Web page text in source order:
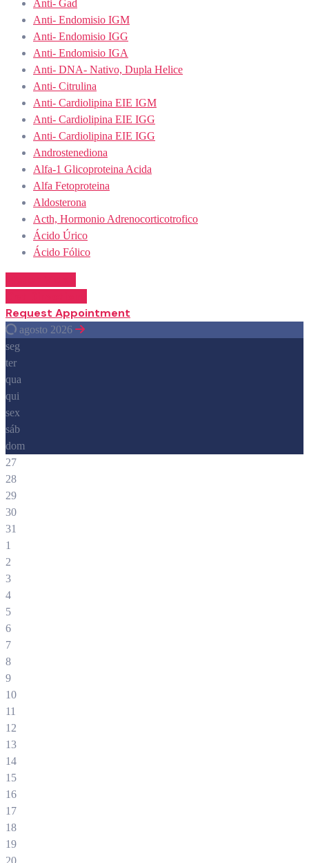
Anti- Gad
Anti- Endomisio IGM
Anti- Endomisio IGG
Anti- Endomisio IGA
Anti- DNA- Nativo, Dupla Helice
Anti- Citrulina
Anti- Cardiolipina EIE IGM
Anti- Cardiolipina EIE IGG
Anti- Cardiolipina EIE IGG
Androstenediona
Alfa-1 Glicoproteina Acida
Alfa Fetoproteina
Aldosterona
Acth, Hormonio Adrenocorticotrofico
Ácido Úrico
Ácido Fólico
Request Appointment
agosto 2026
seg
ter
qua
qui
sex
sáb
dom
27
28
29
30
31
1
2
3
4
5
6
7
8
9
10
11
12
13
14
15
16
17
18
19